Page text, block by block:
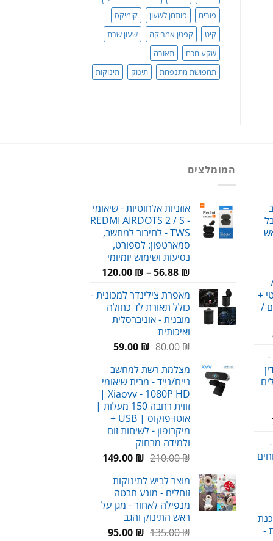
פורים
פותחן לשעון
קומיקס
קיט
קפטן אמריקה
שעון שבת
שקע חכם
תאורה
תחפושת מתנפחת
תינוק תינוקות
+
/
המחיר
הוא:
89.00 ₪.
-
טווח
עד
-
המומלצים
אוזניות אלחוטיות - שיאומי
REDMI AIRDOTS 2 / S -
TWS - לחיבור למחשב,
סמארטפון: לספורט,
נסיעות ושימוש יומיומי
56.88 ₪
–
120.00 ₪
מאפרת צילינדר למכונית -
כולל תאורת לד כחולה
מובנית - אוניברסלית
ואיכותית
80.00₪
המחיר
היה:
80.00 ₪.
59.00 ₪
המחיר
הוא:
59.00 ₪.
מצלמת רשת למחשב
נייח/נייד - מבית שיאומי
Xiaovv - 1080P HD |
זווית רחבה 150 מעלות |
אוטו-פוקוס | USB +
מיקרופון - לשיחות זום
ולמידה מרחוק
210.00₪
המחיר
היה:
210.00 ₪.
149.00 ₪
המחיר
מוצר לביש לתינוקות
זוחלים - מונע חבטה
מנפילה לאחור - מגן על
ראש התינוק והגב
135.00₪
המחיר95.00 ₪
המחיר